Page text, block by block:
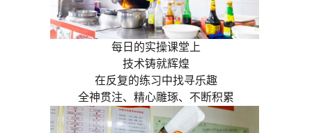
每日的实操课堂上
技术铸就辉煌
在反复的练习中找寻乐趣
全神贯注、精心雕琢、不断积累